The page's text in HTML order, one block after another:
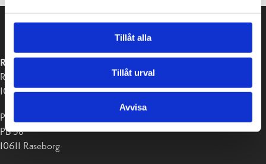
Tillåt alla
Tillåt urval
Avvisa
RASEBORGS STAD
Raseborgsvägen 37
10650 Ekenäs
Postadress:
PB 58
10611 Raseborg